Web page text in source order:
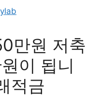
만원 저축
이 됩니
적금